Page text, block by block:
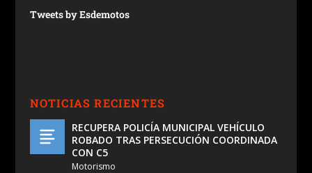
Tweets by Esdemotos
NOTICIAS RECIENTES
RECUPERA POLICÍA MUNICIPAL VEHÍCULO
ROBADO TRAS PERSECUCIÓN COORDINADA
CON C5
Motorismo